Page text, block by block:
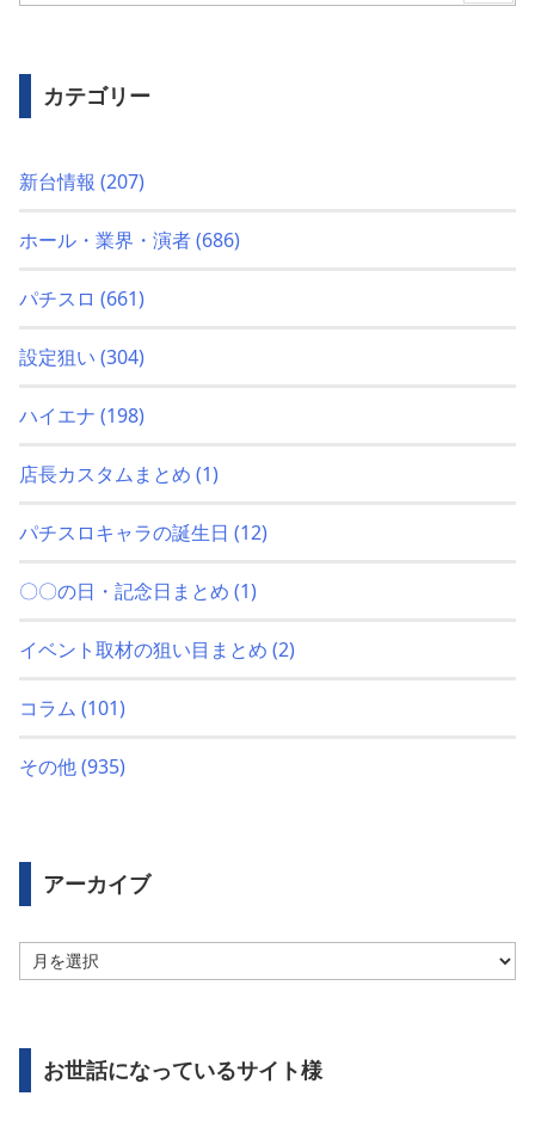
カテゴリー
新台情報 (207)
ホール・業界・演者(686)
パチスロ (661)
設定狙い (304)
ハイエナ (198)
店長カスタムまとめ (1)
パチスロキャラの誕生日 (12)
〇〇の日・記念日まとめ (1)
イベント取材の狙い目まとめ (2)
コラム (101)
その他(935)
アーカイブ
ー
ブ
お世話になっているサイト様